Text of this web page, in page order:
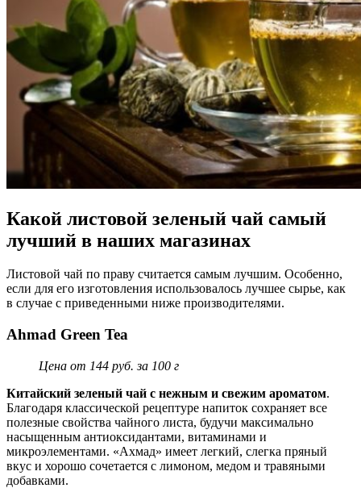
Какой листовой зеленый чай самый
лучший в наших магазинах
Листовой чай по праву считается самым лучшим. Особенно,
если для его изготовления использовалось лучшее сырье, как
в случае с приведенными ниже производителями.
Ahmad Green Tea
Цена от 144 руб. за 100 г
Китайский зеленый чай с нежным и свежим ароматом.
Благодаря классической рецептуре напиток сохраняет все
полезные свойства чайного листа, будучи максимально
насыщенным антиоксидантами, витаминами и
микроэлементами. «Ахмад» имеет легкий, слегка пряный
вкус и хорошо сочетается с лимоном, медом и травяными
добавками.